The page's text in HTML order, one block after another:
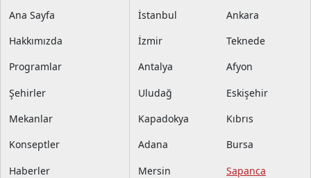
Ana Sayfa
Hakkımızda
Programlar
Şehirler
Mekanlar
Konseptler
Haberler
İstanbul
Ankara
İzmir
Teknede
Antalya
Afyon
Uludağ
Eskişehir
Kapadokya
Kıbrıs
Adana
Bursa
Mersin
Sapanca